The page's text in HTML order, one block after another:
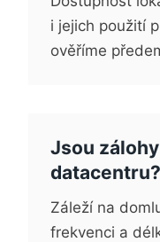
i jejich použití
ověříme
Jsou
datacentru?
Záleží na
frekvenci a